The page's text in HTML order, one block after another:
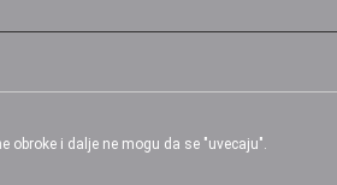
i dalje ne mogu da se "uvecaju".